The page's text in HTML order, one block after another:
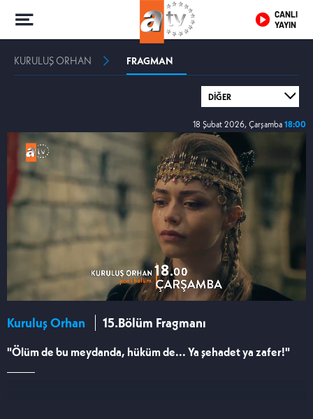
CANLI
YAYIN
KURULUŞ ORHAN FRAGMAN
18 Şubat 2026, Çarşamba 18:00
Kuruluş Orhan 15.Bölüm Fragmanı
"Ölüm de bu meydanda, hüküm de... Ya şehadet ya zafer!"